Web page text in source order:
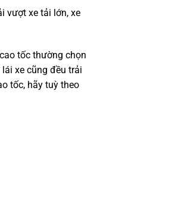
vượt xe tải lớn, xe
tốc thường chọn
xe cũng đều trải
tốc, hãy tuỳ theo